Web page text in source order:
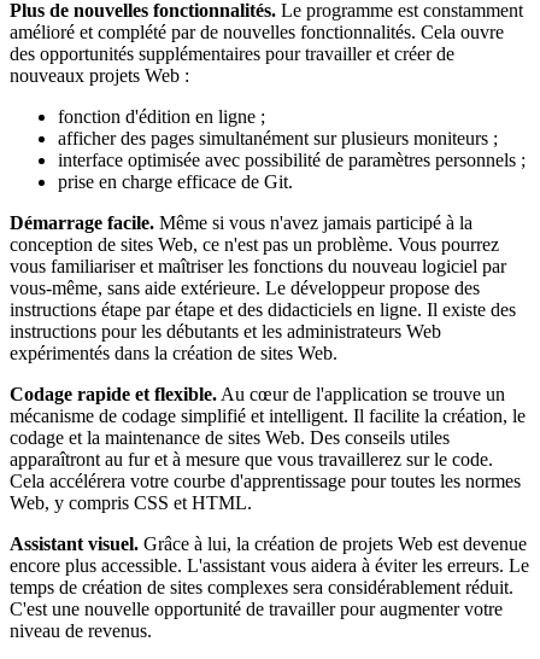
Plus de nouvelles fonctionnalités. Le programme est constamment
amélioré et complété par de nouvelles fonctionnalités. Cela ouvre
des opportunités supplémentaires pour travailler et créer de
nouveaux projets Web :
fonction d'édition en ligne ;
afficher des pages simultanément sur plusieurs moniteurs ;
interface optimisée avec possibilité de paramètres personnels ;
prise en charge efficace de Git.
Démarrage facile. Même si vous n'avez jamais participé à la
conception de sites Web, ce n'est pas un problème. Vous pourrez
vous familiariser et maîtriser les fonctions du nouveau logiciel par
vous-même, sans aide extérieure. Le développeur propose des
instructions étape par étape et des didacticiels en ligne. Il existe des
instructions pour les débutants et les administrateurs Web
expérimentés dans la création de sites Web.
Codage rapide et flexible. Au cœur de l'application se trouve un
mécanisme de codage simplifié et intelligent. Il facilite la création, le
codage et la maintenance de sites Web. Des conseils utiles
apparaîtront au fur et à mesure que vous travaillerez sur le code.
Cela accélérera votre courbe d'apprentissage pour toutes les normes
Web, y compris CSS et HTML.
Assistant visuel. Grâce à lui, la création de projets Web est devenue
encore plus accessible. L'assistant vous aidera à éviter les erreurs. Le
temps de création de sites complexes sera considérablement réduit.
C'est une nouvelle opportunité de travailler pour augmenter votre
niveau de revenus.